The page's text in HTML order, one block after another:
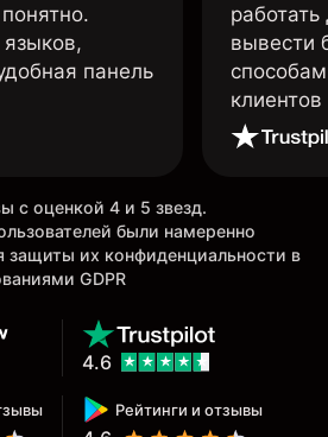
панель
вывести
с оценкой 4 и 5 звезд.
были намеренно
защиты их конфиденциальности в
GDPR
Рейтинги и отзывы
4.6